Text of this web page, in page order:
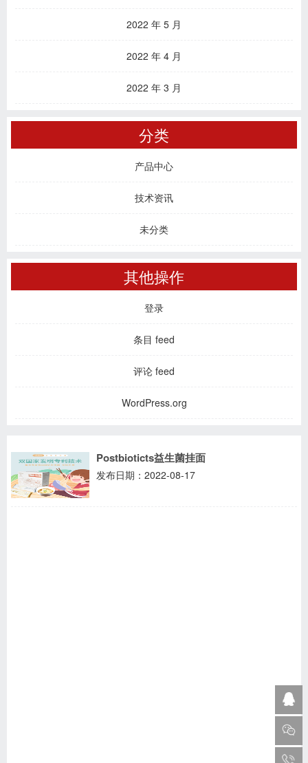
2022 年 5 月
2022 年 4 月
2022 年 3 月
分类
产品中心
技术资讯
未分类
其他操作
登录
条目 feed
评论 feed
WordPress.org
Postbioticts益生菌挂面
发布日期：2022-08-17